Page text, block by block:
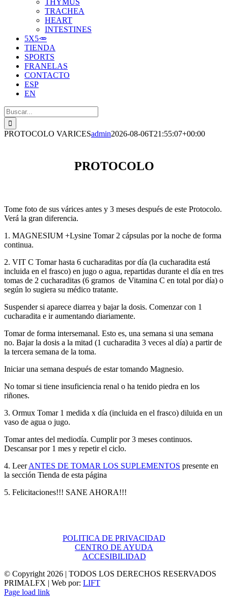
THYMUS
TRACHEA
HEART
INTESTINES
5X5🥕
TIENDA
SPORTS
FRANELAS
CONTACTO
ESP
EN
Buscar:
PROTOCOLO VARICESadmin2026-08-06T21:55:07+00:00
PROTOCOLO
Tome foto de sus várices antes y 3 meses después de este Protocolo.
Verá la gran diferencia.
1. MAGNESIUM +Lysine Tomar 2 cápsulas por la noche de forma
continua.
2. VIT C Tomar hasta 6 cucharaditas por día (la cucharadita está
incluida en el frasco) en jugo o agua, repartidas durante el día en tres
tomas de 2 cucharaditas (6 gramos de Vitamina C en total por día) o
según lo sugiera su médico tratante.
Suspender si aparece diarrea y bajar la dosis. Comenzar con 1
cucharadita e ir aumentando diariamente.
Tomar de forma intersemanal. Esto es, una semana si una semana
no. Bajar la dosis a la mitad (1 cucharadita 3 veces al día) a partir de
la tercera semana de la toma.
Iniciar una semana después de estar tomando Magnesio.
No tomar si tiene insuficiencia renal o ha tenido piedra en los
riñones.
3. Ormux Tomar 1 medida x día (incluida en el frasco) diluida en un
vaso de agua o jugo.
Tomar antes del mediodía. Cumplir por 3 meses continuos.
Descansar por 1 mes y repetir el ciclo.
4. LeerANTES DE TOMAR LOS SUPLEMENTOS presente en
la sección Tienda de esta página
5. Felicitaciones!!! SANE AHORA!!!
POLITICA DE PRIVACIDAD
CENTRO DE AYUDA
ACCESIBILIDAD
© Copyright 2026 | TODOS LOS DERECHOS RESERVADOS
PRIMALFX | Web por: LIFT
Page load link